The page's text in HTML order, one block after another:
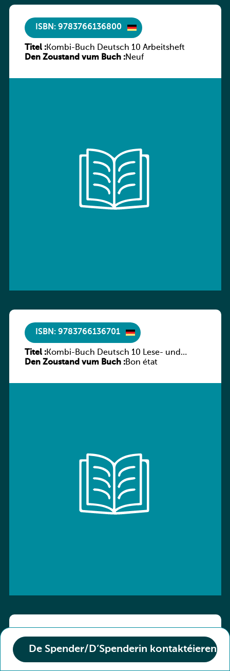
De Spender/D’Spenderin kontaktéieren
ISBN: 9783766136800
Titel :Kombi-Buch Deutsch 10 Arbeitsheft
Den Zoustand vum Buch :Neuf
ISBN: 9783766136701
Titel :Kombi-Buch Deutsch 10 Lese- und
Sprachbuch
Den Zoustand vum Buch :Bon état
ISBN: 9783766136800